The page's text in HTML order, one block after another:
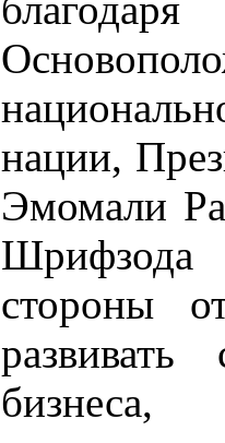
нации,
Эмомали
стороны
развивать